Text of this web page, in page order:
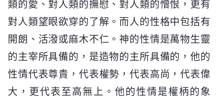
類的愛、對人類的撫慰、對人類的憎恨，更有
對人類望眼欲穿的了解。而人的性格中包括有
開朗、活潑或麻木不仁。神的性情是萬物生靈
的主宰所具備的，是造物的主所具備的，他的
性情代表尊貴，代表權勢，代表高尚，代表偉
大，更代表至高無上。他的性情是權柄的象